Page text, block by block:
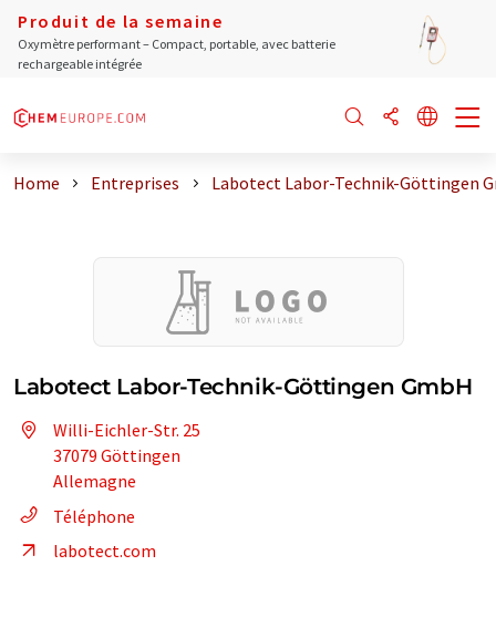
Produit de la semaine
Oxymètre performant – Compact, portable, avec batterie
rechargeable intégrée
Home Entreprises Labotect Labor-Technik-Göttingen
Labotect Labor-Technik-Göttingen GmbH
Willi-Eichler-Str. 25
37079 Göttingen
Allemagne
Téléphone
labotect.com